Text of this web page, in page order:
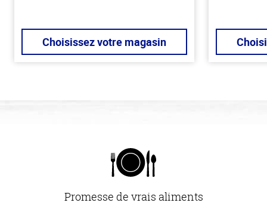
Choisissez votre magasin
Promesse de vrais aliments